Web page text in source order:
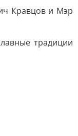
Кравцов и Мэр
традиции